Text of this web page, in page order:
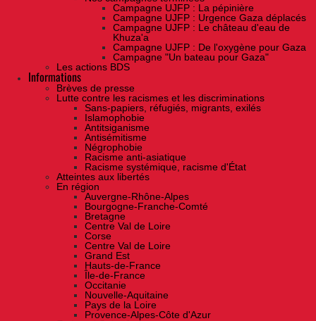
Campagne UJFP : La pépinière
Campagne UJFP : Urgence Gaza déplacés
Campagne UJFP : Le château d'eau de
Khuza'a
Campagne UJFP : De l'oxygène pour Gaza
Campagne "Un bateau pour Gaza"
Les actions BDS
Informations
Brèves de presse
Lutte contre les racismes et les discriminations
Sans-papiers, réfugiés, migrants, exilés
Islamophobie
Antitsiganisme
Antisémitisme
Négrophobie
Racisme anti-asiatique
Racisme systémique, racisme d'État
Atteintes aux libertés
En région
Auvergne-Rhône-Alpes
Bourgogne-Franche-Comté
Bretagne
Centre Val de Loire
Corse
Centre Val de Loire
Grand Est
Hauts-de-France
Île-de-France
Occitanie
Nouvelle-Aquitaine
Pays de la Loire
Provence-Alpes-Côte d'Azur